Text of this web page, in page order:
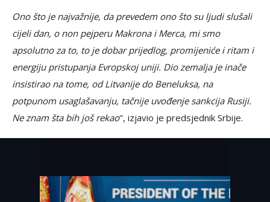
Ono što je najvažnije, da prevedem ono što su ljudi slušali
cijeli dan, o non pejperu Makrona i Merca, mi smo
apsolutno za to, to je dobar prijedlog, promijeniće i ritam i
energiju pristupanja Evropskoj uniji. Dio zemalja je inače
insistirao na tome, od Litvanije do Beneluksa, na
potpunom usaglašavanju, tačnije uvođenje sankcija Rusiji.
Ne znam šta bih još rekao", izjavio je predsjednik Srbije.